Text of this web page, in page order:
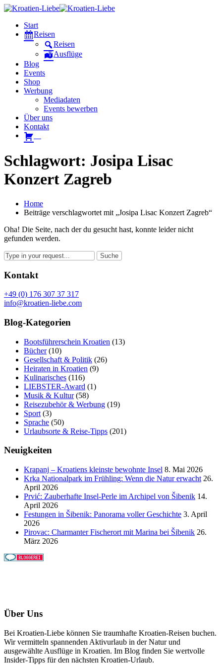
Start
Reisen
Reisen
Ausflüge
Blog
Events
Shop
Werbung
Mediadaten
Events bewerben
Über uns
Kontakt
Schlagwort: Josipa Lisac
Konzert Zagreb
Home
Beiträge verschlagwortet mit „Josipa Lisac Konzert Zagreb“
Oha! Die Seite, nach der du gesucht hast, konnte leider nicht
gefunden werden.
Kontakt
+49 (0) 176 307 37 317
info@kroatien-liebe.com
Blog-Kategorien
Bootsführerschein Kroatien (13)
Bücher(10)
Gesellschaft & Politik (26)
Heiraten in Kroatien (9)
Kulinarisches (116)
LIEBSTER-Award (1)
Musik & Kultur(58)
Reisezubehör & Werbung (19)
Sport (3)
Sprache (50)
Urlaubsorte & Reise-Tipps (201)
Neuigkeiten
Krapanj – Kroatiens kleinste bewohnte Insel 8. Mai 2026
Krka Nationalpark im Frühling: Wenn die Natur erwacht 26.
April 2026
Prvić: Zauberhafte Insel-Perle im Archipel von Šibenik 14.
April 2026
Festungen in Šibenik: Panorama voller Geschichte 3. April
2026
Pirovac: Charmanter Fischerort mit Marina bei Šibenik 26.
März 2026
Über Uns
Bei Kroatien-Liebe können Sie traumhafte Kroatien-Reisen buchen.
Wir vermitteln spannenden Aktivurlaub in der Natur und
ausgewählte Ausflüge in Kroatien. Im Blog finden Sie wertvolle
Insider-Tipps für den nächsten Kroatien-Urlaub.